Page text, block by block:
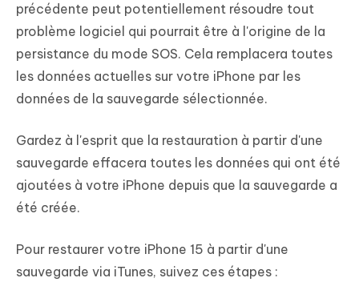
précédente peut potentiellement résoudre tout
problème logiciel qui pourrait être à l'origine de la
persistance du mode SOS. Cela remplacera toutes
les données actuelles sur votre iPhone par les
données de la sauvegarde sélectionnée.
Gardez à l'esprit que la restauration à partir d'une
sauvegarde effacera toutes les données qui ont été
ajoutées à votre iPhone depuis que la sauvegarde a
été créée.
Pour restaurer votre iPhone 15 à partir d'une
sauvegarde via iTunes, suivez ces étapes :